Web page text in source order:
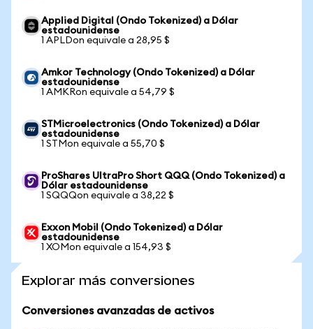
Applied Digital (Ondo Tokenized) a Dólar
estadounidense
1 APLDon equivale a 28,95 $
Amkor Technology (Ondo Tokenized) a Dólar
estadounidense
1 AMKRon equivale a 54,79 $
STMicroelectronics (Ondo Tokenized) a Dólar
estadounidense
1 STMon equivale a 55,70 $
ProShares UltraPro Short QQQ (Ondo Tokenized) a
Dólar estadounidense
1 SQQQon equivale a 38,22 $
Exxon Mobil (Ondo Tokenized) a Dólar
estadounidense
1 XOMon equivale a 154,93 $
Explorar más conversiones
Conversiones avanzadas de activos